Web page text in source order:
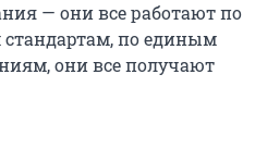
— они все работают по
по единым
они все получают